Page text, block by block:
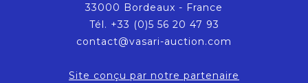
33000 Bordeaux - France
Tél. +33 (0)5 56 20 47 93
contact@vasari-auction.com
Site conçu par notre partenaire